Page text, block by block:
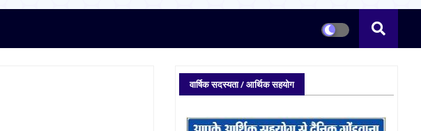
वार्षिक सदस्यता / आर्थिक सहयोग